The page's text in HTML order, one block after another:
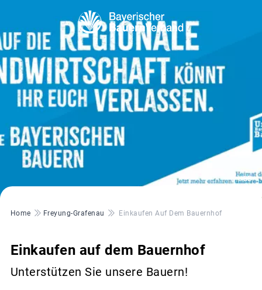
© UBB
Pfadnavigation
Home Freyung-Grafenau Einkaufen Auf Dem Bauernhof
Einkaufen auf dem Bauernhof
Unterstützen Sie unsere Bauern!